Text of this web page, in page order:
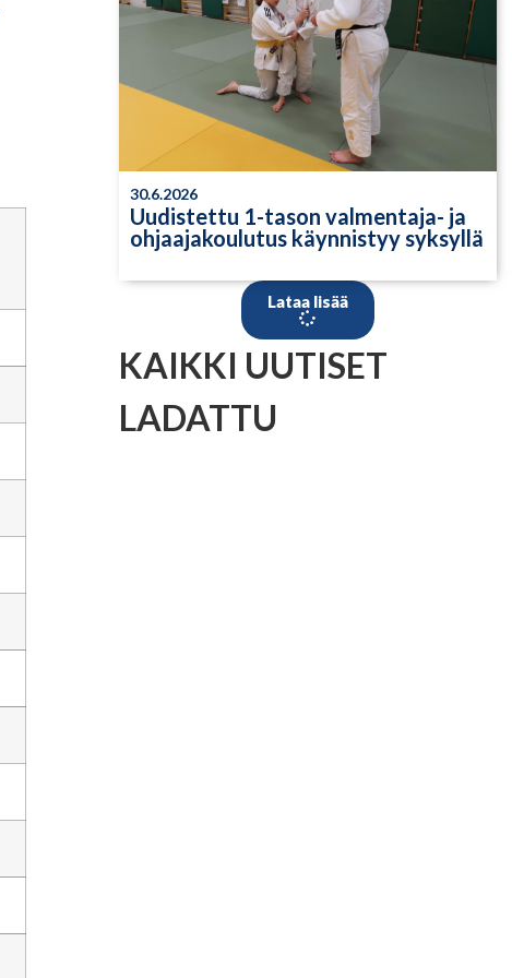
30.6.2026
Uudistettu 1-tason valmentaja- ja
ohjaajakoulutus käynnistyy syksyllä
Lataa lisää
KAIKKI UUTISET
LADATTU